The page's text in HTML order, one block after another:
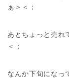
ぁ＞＜；
あとちょっと売れ
＜；
なんか下旬になっ